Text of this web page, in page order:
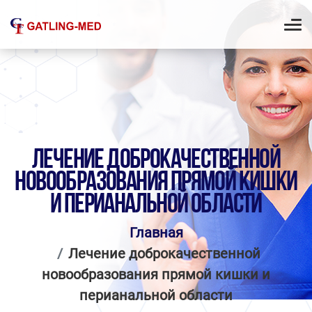
ЛЕЧЕНИЕ ДОБРОКАЧЕСТВЕННОЙ
НОВООБРАЗОВАНИЯ ПРЯМОЙ КИШКИ
И ПЕРИАНАЛЬНОЙ ОБЛАСТИ
Главная
Лечение доброкачественной
новообразования прямой кишки и
перианальной области